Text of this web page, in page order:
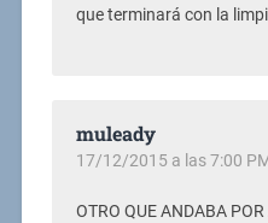
que terminará con la
muleady
17/12/2015 a las 7:00
OTRO QUE ANDABA